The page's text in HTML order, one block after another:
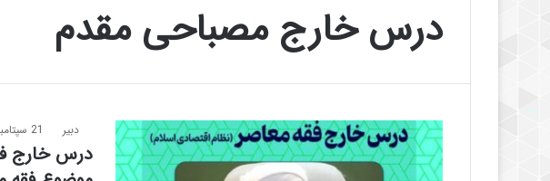
درس خارج مصباحی مقدم
دبیر 21 سپتامبر 2025
درس خارج